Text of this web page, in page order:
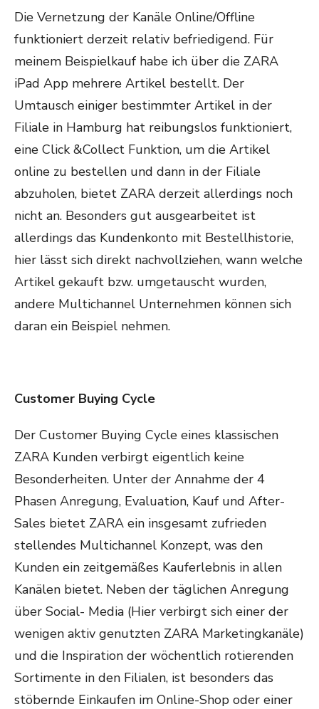
Die Vernetzung der Kanäle Online/Offline
funktioniert derzeit relativ befriedigend. Für
meinem Beispielkauf habe ich über die ZARA
iPad App mehrere Artikel bestellt. Der
Umtausch einiger bestimmter Artikel in der
Filiale in Hamburg hat reibungslos funktioniert,
eine Click &Collect Funktion, um die Artikel
online zu bestellen und dann in der Filiale
abzuholen, bietet ZARA derzeit allerdings noch
nicht an. Besonders gut ausgearbeitet ist
allerdings das Kundenkonto mit Bestellhistorie,
hier lässt sich direkt nachvollziehen, wann welche
Artikel gekauft bzw. umgetauscht wurden,
andere Multichannel Unternehmen können sich
daran ein Beispiel nehmen.
Customer Buying Cycle
Der Customer Buying Cycle eines klassischen
ZARA Kunden verbirgt eigentlich keine
Besonderheiten. Unter der Annahme der 4
Phasen Anregung, Evaluation, Kauf und After-
Sales bietet ZARA ein insgesamt zufrieden
stellendes Multichannel Konzept, was den
Kunden ein zeitgemäßes Kauferlebnis in allen
Kanälen bietet. Neben der täglichen Anregung
über Social- Media (Hier verbirgt sich einer der
wenigen aktiv genutzten ZARA Marketingkanäle)
und die Inspiration der wöchentlich rotierenden
Sortimente in den Filialen, ist besonders das
stöbernde Einkaufen im Online-Shop oder einer